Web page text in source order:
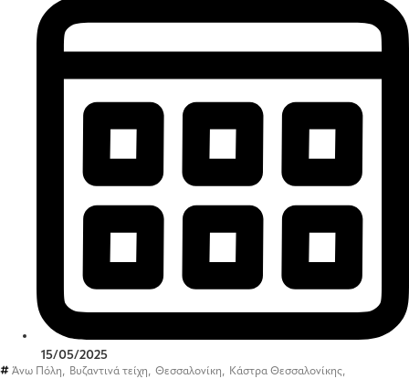
15/05/2025
Άνω Πόλη, Βυζαντινά τείχη, Θεσσαλονίκη, Κάστρα Θεσσαλονίκης,